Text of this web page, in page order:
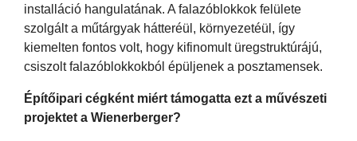
installáció hangulatának. A falazóblokkok felülete
szolgált a műtárgyak hátteréül, környezetéül, így
kiemelten fontos volt, hogy kifinomult üregstruktúrájú,
csiszolt falazóblokkokból épüljenek a posztamensek.
Építőipari cégként miért támogatta ezt a művészeti
projektet a Wienerberger?